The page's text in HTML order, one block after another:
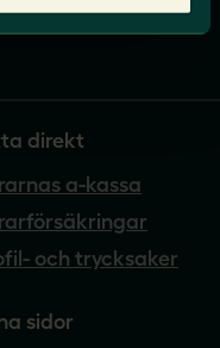
direkt
a-kassa
och trycksaker
sidor